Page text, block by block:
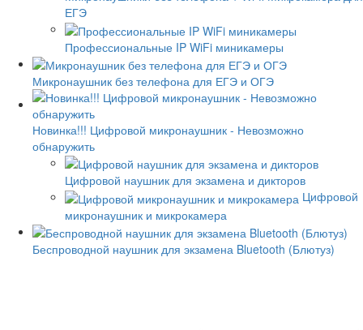
ЕГЭ
Профессиональные IP WiFi миникамеры
Микронаушник без телефона для ЕГЭ и ОГЭ
Новинка!!! Цифровой микронаушник - Невозможно
обнаружить
Цифровой наушник для экзамена и дикторов
Цифровой
микронаушник и микрокамера
Беспроводной наушник для экзамена Bluetooth (Блютуз)